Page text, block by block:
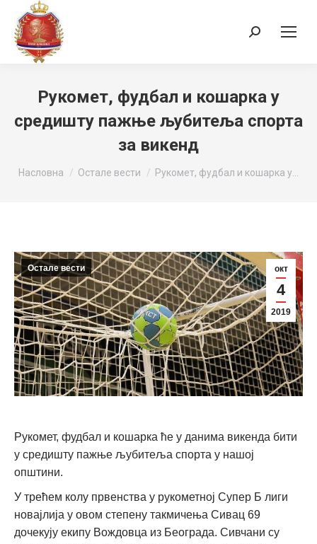
Search:
Рукомет, фудбал и кошарка у
средишту пажње љубитеља спорта
за викенд
You are here:
Насловна Остале вести Рукомет, фудбал и кошарка у…
окт
4
2019
Остале вести
Рукомет, фудбал и кошарка ће у данима викенда бити
у средишту пажње љубитеља спорта у нашој
општини.
У трећем колу првенства у рукометној Супер Б лиги
новајлија у овом степену такмичења Сивац 69
дочекују екипу Вождовца из Београда. Сивчани су